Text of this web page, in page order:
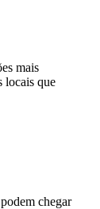
mais
locais que
chegar